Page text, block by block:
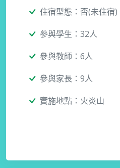
住宿型態：否(未住宿)
參與學生：32人
參與教師：6人
參與家長：9人
實施地點：火炎山